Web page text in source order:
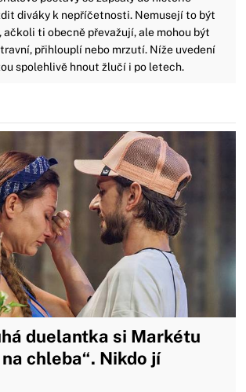
diváky k nepříčetnosti. Nemusejí to být
ačkoli ti obecně převažují, ale mohou být
přihlouplí nebo mrzutí. Níže uvedení
spolehlivě hnout žlučí i po letech.
duelantka si Markétu
chleba“. Nikdo jí